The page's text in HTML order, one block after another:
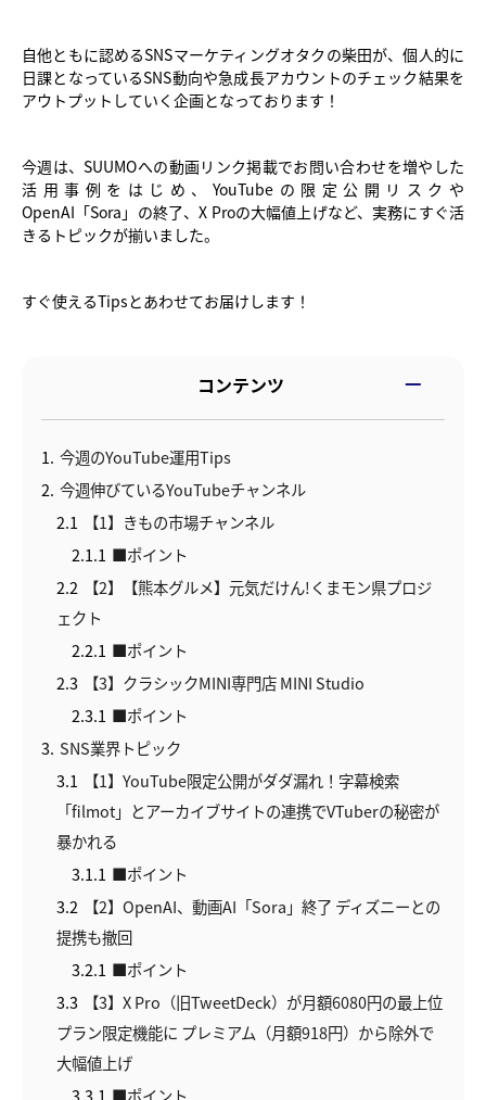
自他ともに認めるSNSマーケティングオタクの柴田が、個人的に
日課となっているSNS動向や急成長アカウントのチェック結果を
アウトプットしていく企画となっております！
今週は、SUUMOへの動画リンク掲載でお問い合わせを増やした
活用事例をはじめ、YouTubeの限定公開リスクや
OpenAI「Sora」の終了、X Proの大幅値上げなど、実務にすぐ活
きるトピックが揃いました。
すぐ使えるTipsとあわせてお届けします！
コンテンツ
1 今週のYouTube運用Tips
2 今週伸びているYouTubeチャンネル
2.1
【1】きもの市場チャンネル
2.1.1 ■ポイント
2.2
【2】【熊本グルメ】元気だけん!くまモン県プロジ
ェクト
2.2.1 ■ポイント
2.3
【3】クラシックMINI専門店 MINI Studio
2.3.1 ■ポイント
3 SNS業界トピック
3.1
【1】YouTube限定公開がダダ漏れ！字幕検索
「filmot」とアーカイブサイトの連携でVTuberの秘密が
暴かれる
3.1.1 ■ポイント
3.2
【2】OpenAI、動画AI「Sora」終了 ディズニーとの
提携も撤回
3.2.1 ■ポイント
3.3
【3】X Pro（旧TweetDeck）が月額6080円の最上位
プラン限定機能に プレミアム（月額918円）から除外で
大幅値上げ
3.3.1 ■ポイント